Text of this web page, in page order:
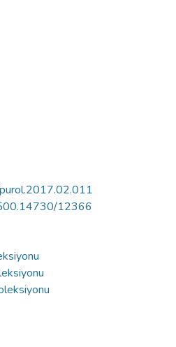
12366